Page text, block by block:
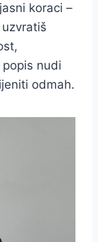
koraci –
nudi
odmah.